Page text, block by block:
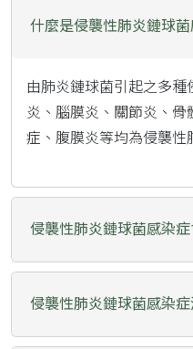
什麼是侵襲性肺炎鏈球菌
由肺炎鏈球菌引起之多
炎、腦膜炎、關節炎、
症、腹膜炎等均為侵襲性
侵襲性肺炎鏈球菌感染
侵襲性肺炎鏈球菌感染